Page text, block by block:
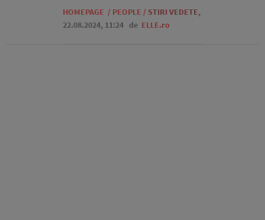
HOMEPAGE / PEOPLE / STIRI VEDETE,
22.08.2024, 11:24 de ELLE.ro